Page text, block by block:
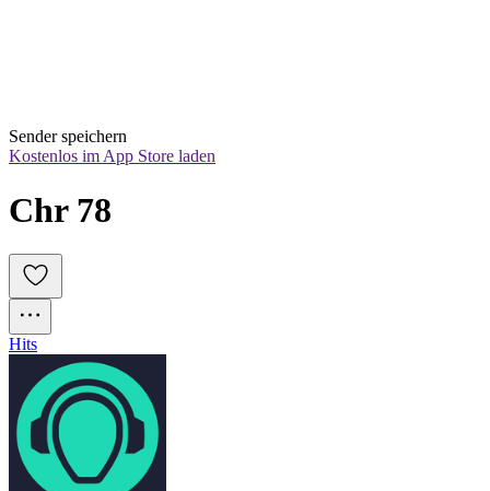
Sender speichern
Kostenlos im App Store laden
Chr 78
Hits